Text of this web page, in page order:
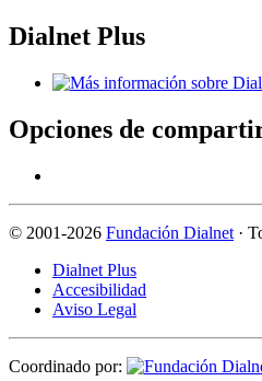
Dialnet Plus
Opciones de
© 2001-2026 Fundación Dialnet ·
Dialnet Plus
Accesibilidad
Aviso Legal
Coordinado por: